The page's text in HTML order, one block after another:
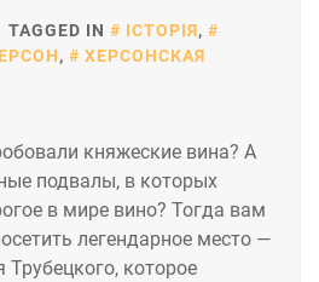
TAGGED IN ІСТОРІЯ,
,
ХЕРСОНСКАЯ
княжеские вина? А
подвалы, в которых
в мире вино? Тогда вам
легендарное место —
которое